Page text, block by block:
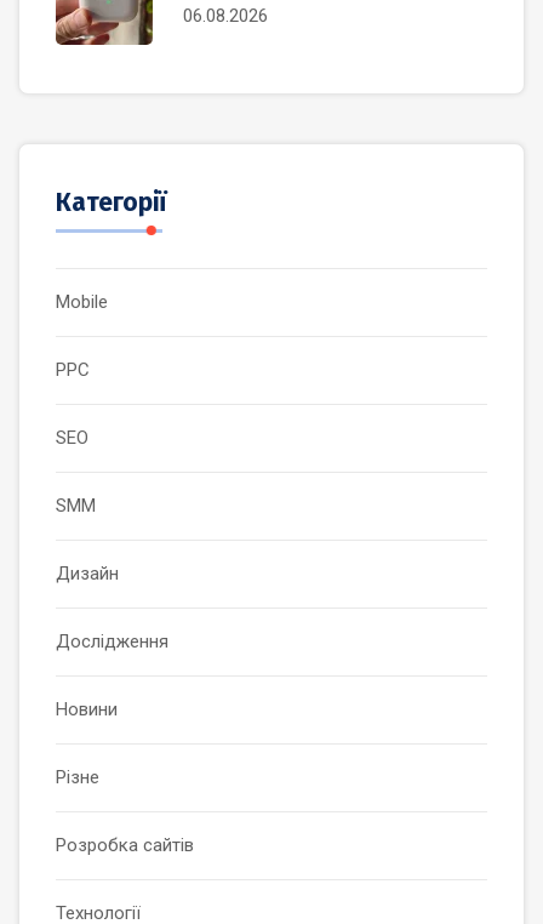
06.08.2026
Категорії
Mobile
PPC
SEO
SMM
Дизайн
Дослідження
Новини
Різне
Розробка сайтів
Технології